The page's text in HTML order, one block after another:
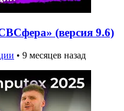
(версия 9.6)
• 9 месяцев назад